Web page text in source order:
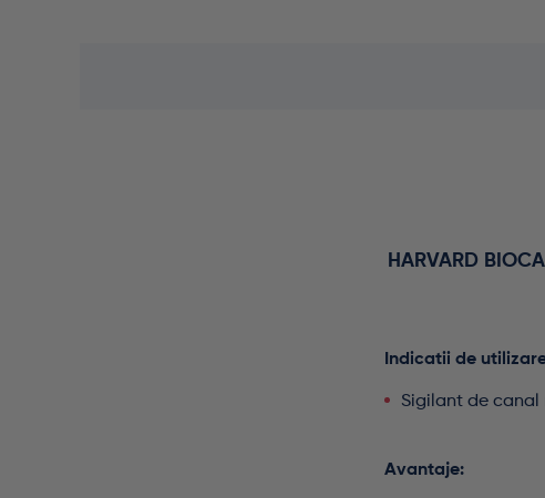
HARVARD
Indicatii de
Sigilant de
Avantaje: